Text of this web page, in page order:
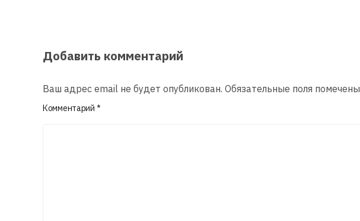
Добавить комментарий
Ваш адрес email не будет опубликован. Обязательные поля помечены
Комментарий *